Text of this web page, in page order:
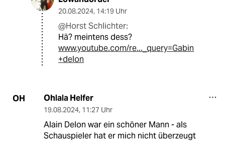
20.08.2024, 14:19 Uhr
@Horst Schlichter:
Hä? meintens dess?
www.youtube.com/re..._query=Gabin
+delon
OH Ohlala Helfer
19.08.2024, 11:27 Uhr
Alain Delon war ein schöner Mann ‐ als
Schauspieler hat er mich nicht überzeugt